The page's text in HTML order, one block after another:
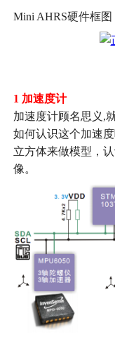
Mini AHRS硬件框图
1 加速度计
加速度计顾名思义 ,
如何认识这个加速
立方体来做模型，
像。